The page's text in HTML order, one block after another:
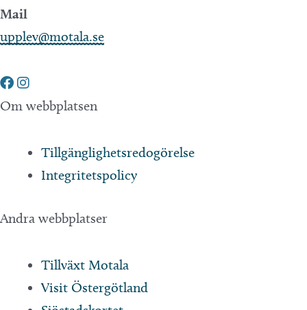
Mail
upplev@motala.se
Om webbplatsen
Tillgänglighetsredogörelse
Integritetspolicy
Andra webbplatser
Tillväxt Motala
Visit Östergötland